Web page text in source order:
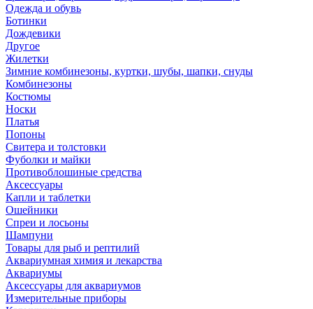
Одежда и обувь
Ботинки
Дождевики
Другое
Жилетки
Зимние комбинезоны, куртки, шубы, шапки, снуды
Комбинезоны
Костюмы
Носки
Платья
Попоны
Свитера и толстовки
Фуболки и майки
Противоблошиные средства
Аксессуары
Капли и таблетки
Ошейники
Спреи и лосьоны
Шампуни
Товары для рыб и рептилий
Аквариумная химия и лекарства
Аквариумы
Аксессуары для аквариумов
Измерительные приборы